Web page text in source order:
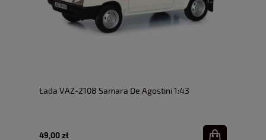
Łada VAZ-2108 Samara De Agostini 1:43
49,00 zł